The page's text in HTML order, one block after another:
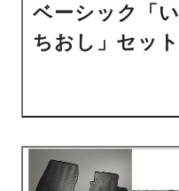
ベーシック「い
ちおし」セット